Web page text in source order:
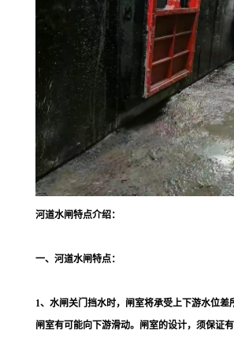
河道水闸特点介绍：
一、河道水闸特点：
1、水闸关门挡水时，闸室将承受上下游水位差
闸室有可能向下游滑动。闸室的设计，须保证有